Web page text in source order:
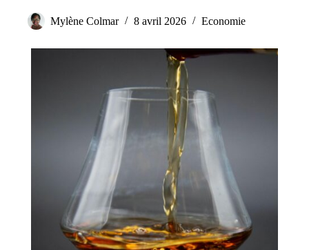
Mylène Colmar 8 avril 2026 Economie